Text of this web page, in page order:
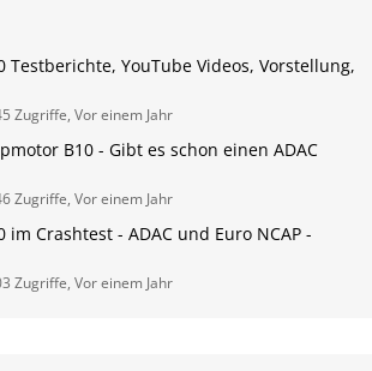
Testberichte, YouTube Videos, Vorstellung,
Zugriffe, Vor einem Jahr
B10 - Gibt es schon einen ADAC
Zugriffe, Vor einem Jahr
im Crashtest - ADAC und Euro NCAP -
Zugriffe, Vor einem Jahr